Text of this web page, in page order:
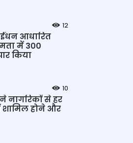
12
आधारित
में 300
किया
10
ने नागरिकों से हर
शामिल होने और